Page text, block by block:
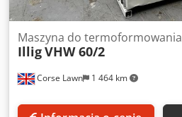
Corse Lawn 1 464 km
Maszyna do termoformowania
IlligVHW 60/2